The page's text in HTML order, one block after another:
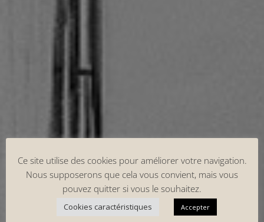
Ce site utilise des cookies pour améliorer votre navigation.
Nous supposerons que cela vous convient, mais vous
pouvez quitter si vous le souhaitez.
Cookies caractéristiques Accepter